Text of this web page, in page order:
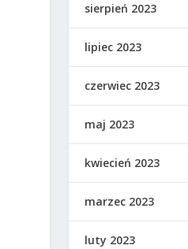
sierpień 2023
lipiec 2023
czerwiec 2023
maj 2023
kwiecień 2023
marzec 2023
luty 2023